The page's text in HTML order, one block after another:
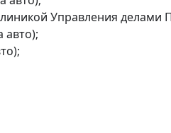
Управления делами
авто);